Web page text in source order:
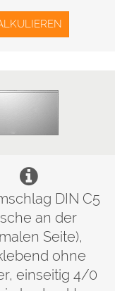
DIN C5
an der
Seite),
ohne
einseitig 4/0